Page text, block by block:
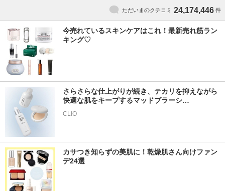
ただいまのクチコミ 24,174,446 件
今売れているスキンケアはこれ！最新売れ筋ラン
キング♡
さらさらな仕上がりが続き、テカリを抑えながら
快適な肌をキープするマッドブラーシ…
カサつき知らずの美肌に！乾燥肌さん向けファン
デ24選